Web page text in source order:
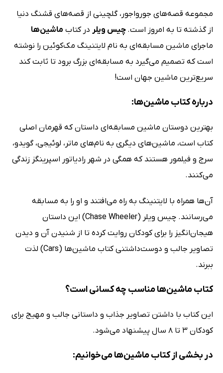
مجموعه‌ قصه‌های جورواجور، گلچینی از قصه‌های قشنگ دنیا
از گذشته تا به امروز است. چیس ویلر در کتاب ماشین‌ها
ماجرای ماشین مسابقه‌ای به نام لایتنینگ مک‌کوئین را نوشته
است که تصمیم می‌گیرد به مسابقه‌ای بزرگ برود تا ثابت کند
سریع‌ترین ماشین جهان است!
درباره کتاب ماشین‌ها:
بهترین دوستان ماشین مسابقه‌ای داستان که قهرمان اصلی
کتاب است، ماشین‌های دیگری به نام‌های ماتر، لوئیجی، گویدو،
سرج و فیلمور هستند که همگی در شهر رادیاتور اسپرینگز زندگی
می‌کنند.
آن‌ها همراه با لایتنینگ به راه می‌افتند و او را به مسابقه
می‌رسانند. چیس ویلر (Chase Wheeler) این داستان
هیجان‌انگیز را برای کودکان روایت کرده تا از شنیدن آن و دیدن
تصاویر جالب و دوست‌داشتنی‌ کتاب ماشین‌ها (Cars) لذت
ببرند.
کتاب ماشین‌ها مناسب چه کسانی است؟
این کتاب با داشتن تصاویر جذاب و داستانی جالب و مهیج برای
کودکان 3 تا 8 سال پیشنهاد می‌شود.
در بخشی از کتاب ماشین‌ها می‌خوانیم: